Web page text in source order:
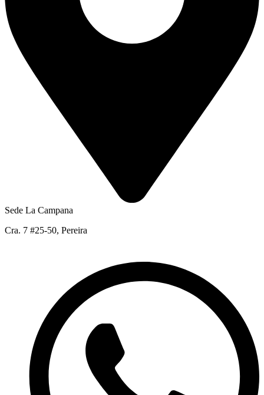
Sede La Campana
Cra. 7 #25-50, Pereira